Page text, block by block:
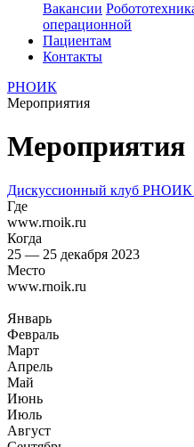
Вакансии
операционной
Пациентам
Контакты
РНОИК
Мероприятия
Мероприятия
Дискуссионный клуб РНОИК
Где
www.rnoik.ru
Когда
25 — 25 декабря 2023
Место
www.rnoik.ru
Январь
Февраль
Март
Апрель
Май
Июнь
Июль
Август